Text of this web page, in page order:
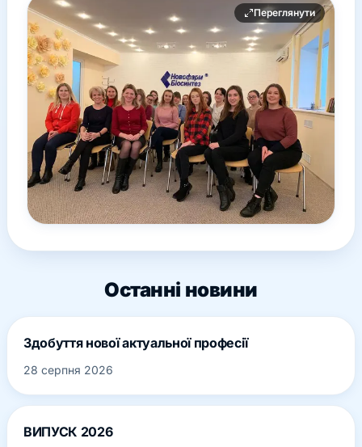
Переглянути
Останні новини
Здобуття нової актуальної професії
28 серпня 2026
ВИПУСК 2026